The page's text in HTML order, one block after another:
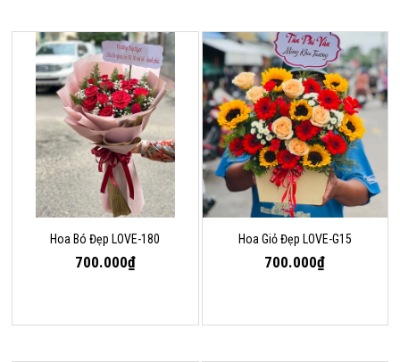
Hoa Bó Đẹp LOVE-180
700.000₫
Hoa Giỏ Đẹp LOVE-G15
700.000₫